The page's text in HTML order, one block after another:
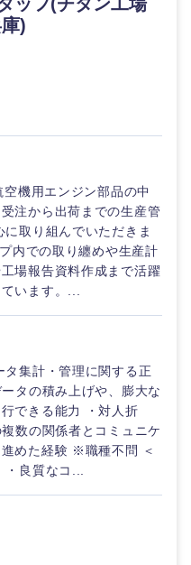
)
機用エンジン部品の中
注から出荷までの生産管
取り組んでいただきま
内での取り纏めや生産計
場報告資料作成まで活躍
います。...
タ集計・管理に関する正
タの積み上げや、膨大な
できる能力 ・対人折
数の関係者とコミュニケ
めた経験 ※職種不問 ＜
良質なコ...